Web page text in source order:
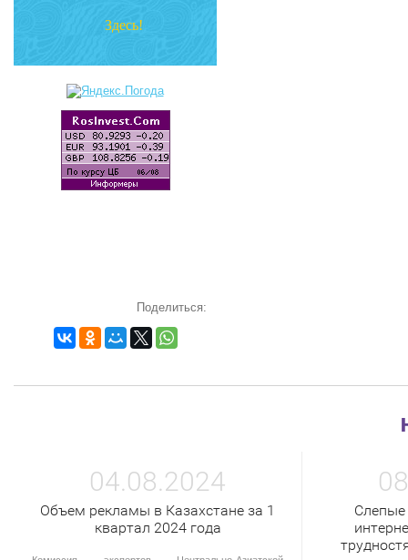
Здесь!
Поделиться:
04.08.2024
Объем рекламы в Казахстане за 1
квартал 2024 года